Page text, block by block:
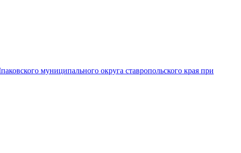
муниципального округа ставропольского края при